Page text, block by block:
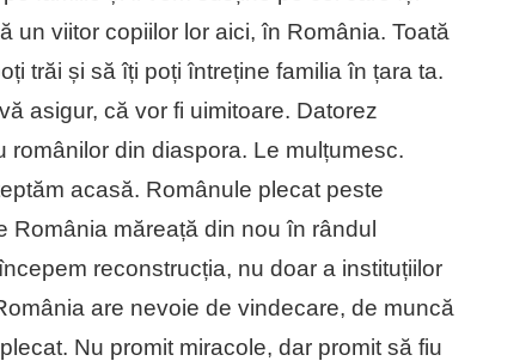
un viitor copiilor lor aici, în România. Toată
trăi și să îți poți întreține familia în țara ta.
asigur, că vor fi uimitoare. Datorez
din diaspora. Le mulțumesc.
acasă. Românule plecat peste
România măreață din nou în rândul
reconstrucția, nu doar a instituțiilor
are nevoie de vindecare, de muncă
Nu promit miracole, dar promit să fiu